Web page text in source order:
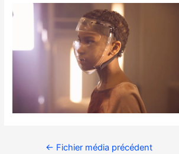
← Fichier média précédent